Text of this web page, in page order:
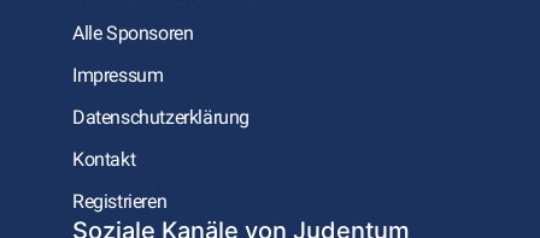
Alle Sponsoren
Impressum
Datenschutzerklärung
Kontakt
Registrieren
Soziale Kanäle von Judentum